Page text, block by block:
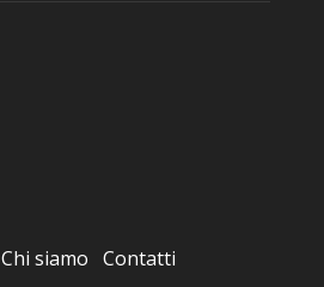
Chi siamo Contatti